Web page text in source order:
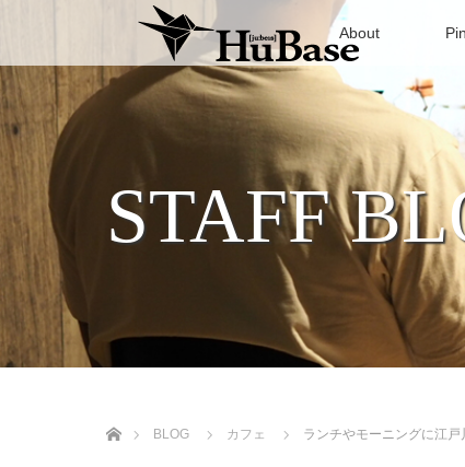
About
STAFF
BLOG
カフェ ランチやモーニングに江